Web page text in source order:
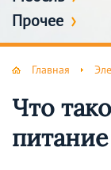
Прочее
Главная
Что